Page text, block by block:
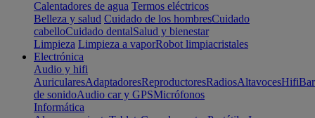
Calentadores de agua Termos eléctricos
Belleza y salud Cuidado de los hombresCuidado
cabelloCuidado dentalSalud y bienestar
Limpieza Limpieza a vaporRobot limpiacristales
Electrónica
Audio y hifi
AuricularesAdaptadoresReproductoresRadiosAltavocesHifi
de sonidoAudio car y GPSMicrófonos
Informática